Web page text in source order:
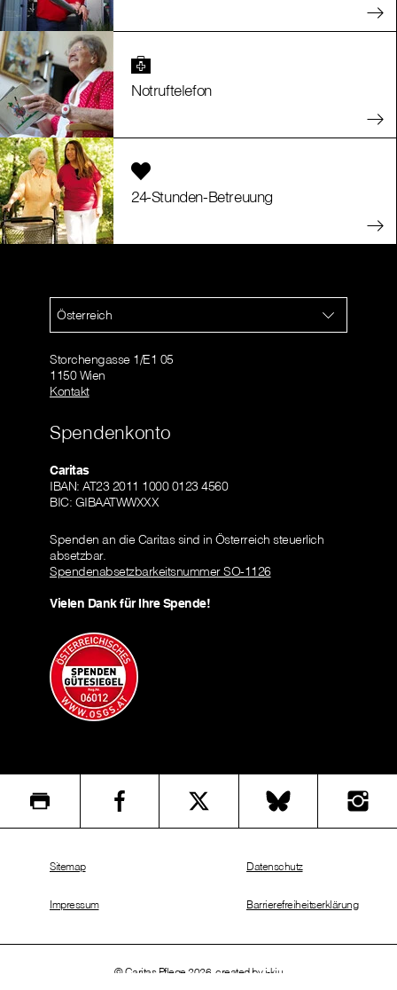
Notruftelefon
24-Stunden-Betreuung
Österreich
Storchengasse 1/E1 05
1150 Wien
Kontakt
Spendenkonto
Caritas
IBAN: AT23 2011 1000 0123 4560
BIC: GIBAATWWXXX
Spenden an die Caritas sind in Österreich steuerlich
absetzbar.
Spendenabsetzbarkeitsnummer SO-1126
Vielen Dank für Ihre Spende!
© Caritas Pflege 2026, created by i-kiu
Sitemap
Impressum
Datenschutz
Barrierefreiheitserklärung